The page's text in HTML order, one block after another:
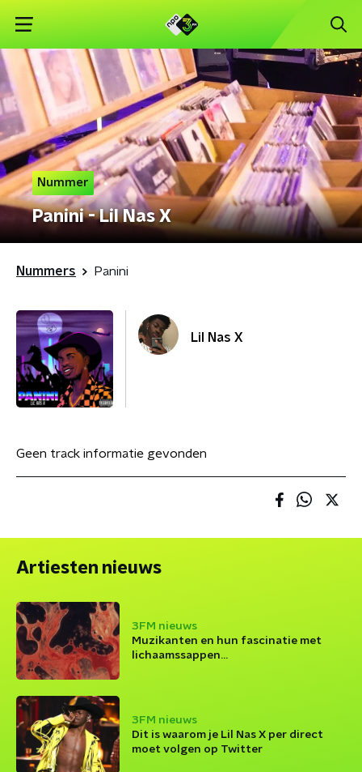
Nummer
Panini - Lil Nas X
Nummers Panini
Lil Nas X
Geen track informatie gevonden
Artiesten nieuws
3FM nieuws
Muzikanten en hun fascinatie met
lichaamssappen...
3FM nieuws
Dit is waarom je Lil Nas X per direct
moet volgen op Twitter